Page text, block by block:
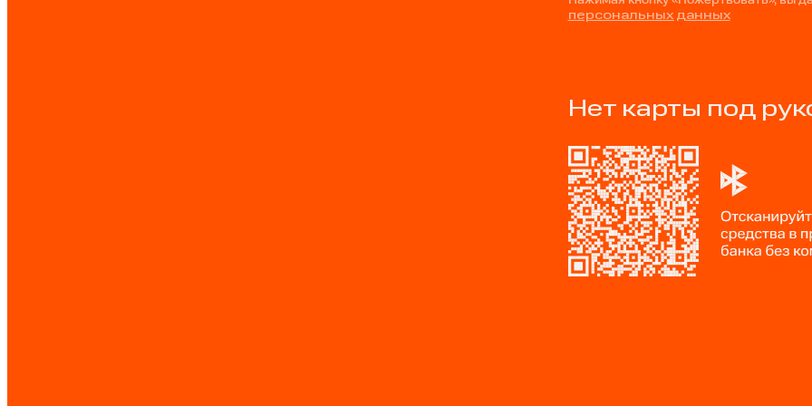
персональных данных
Нет карты под